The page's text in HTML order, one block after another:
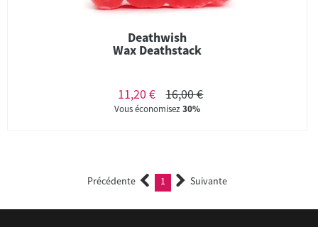
Deathwish
Wax Deathstack
11,20 € 16,00 €
Vous économisez30%
Précédente 1 (current)Suivante